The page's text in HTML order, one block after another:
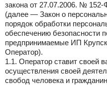
закона от 27.07.2006. №
(далее — Закон о
порядок обработки
обеспечению безопасности
предпринимаемые ИП
Оператор).
1.1. Оператор ставит своей
осуществления своей
свобод человека и